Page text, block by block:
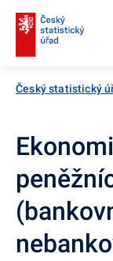
Český statistický